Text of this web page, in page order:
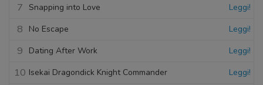
7 Snapping into Love Leggi!
8 No Escape Leggi!
9 Dating After Work Leggi!
10 Isekai Dragondick Knight Commander Leggi!